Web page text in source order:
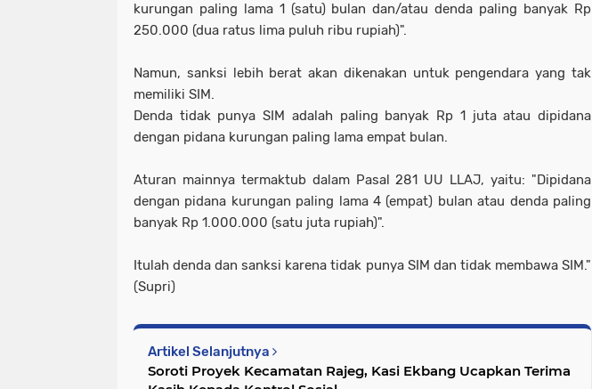
kurungan paling lama 1 (satu) bulan dan/atau denda paling banyak Rp
250.000 (dua ratus lima puluh ribu rupiah)".
Namun, sanksi lebih berat akan dikenakan untuk pengendara yang tak
memiliki SIM.
Denda tidak punya SIM adalah paling banyak Rp 1 juta atau dipidana
dengan pidana kurungan paling lama empat bulan.
Aturan mainnya termaktub dalam Pasal 281 UU LLAJ, yaitu: "Dipidana
dengan pidana kurungan paling lama 4 (empat) bulan atau denda paling
banyak Rp 1.000.000 (satu juta rupiah)".
Itulah denda dan sanksi karena tidak punya SIM dan tidak membawa SIM."
(Supri)
Artikel Selanjutnya
Soroti Proyek Kecamatan Rajeg, Kasi Ekbang Ucapkan Terima